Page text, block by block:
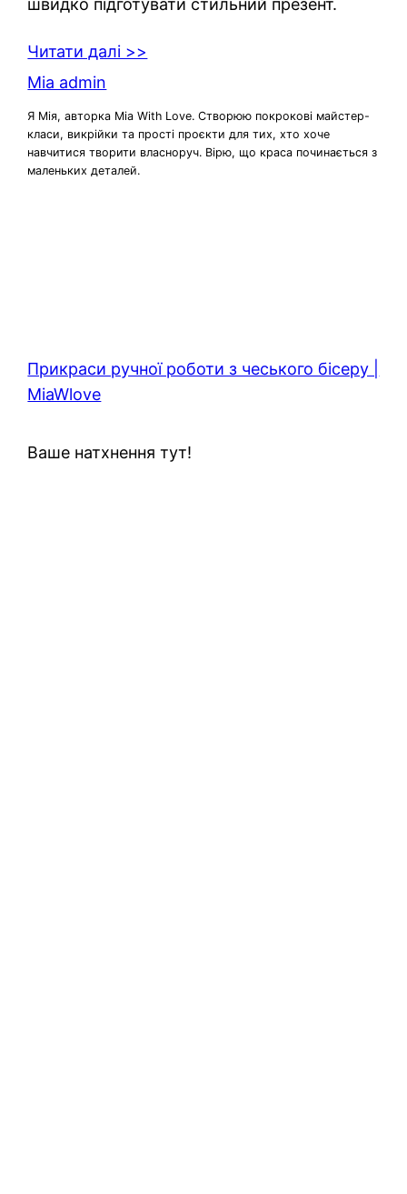
швидко підготувати стильний презент.
Читати далі >>
Mia admin
Я Мія, авторка Mia With Love. Створюю покрокові майстер-
класи, викрійки та прості проєкти для тих, хто хоче
навчитися творити власноруч. Вірю, що краса починається з
маленьких деталей.
Прикраси ручної роботи з чеського бісеру |
MiaWlove
Ваше натхнення тут!